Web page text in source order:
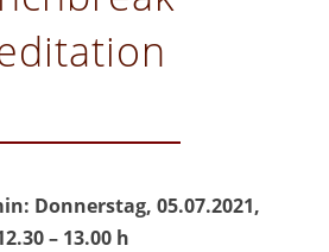
Donnerstag, 05.07.2021,
– 13.00 h